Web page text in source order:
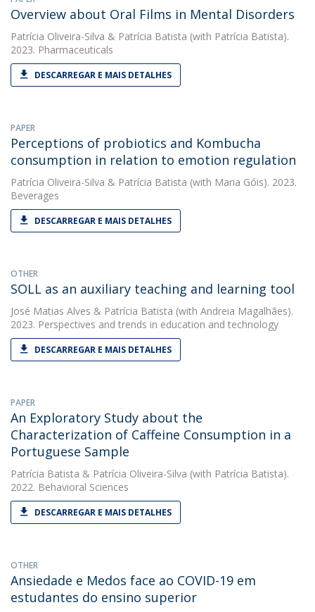
Overview about Oral Films in Mental Disorders
Patrícia Oliveira-Silva & Patrícia Batista (with Patrícia Batista).
2023. Pharmaceuticals
DESCARREGAR E MAIS DETALHES
PAPER
Perceptions of probiotics and Kombucha
consumption in relation to emotion regulation
Patrícia Oliveira-Silva & Patrícia Batista (with Maria Góis). 2023.
Beverages
DESCARREGAR E MAIS DETALHES
OTHER
SOLL as an auxiliary teaching and learning tool
José Matias Alves & Patrícia Batista (with Andreia Magalhães).
2023. Perspectives and trends in education and technology
DESCARREGAR E MAIS DETALHES
PAPER
An Exploratory Study about the
Characterization of Caffeine Consumption in a
Portuguese Sample
Patrícia Batista & Patrícia Oliveira-Silva (with Patrícia Batista).
2022. Behavioral Sciences
DESCARREGAR E MAIS DETALHES
OTHER
Ansiedade e Medos face ao COVID-19 em
estudantes do ensino superior